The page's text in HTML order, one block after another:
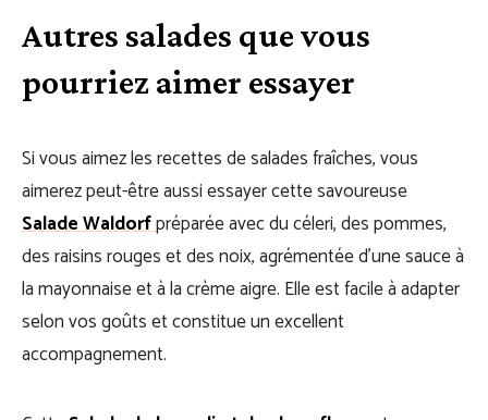
Autres salades que vous
pourriez aimer essayer
Si vous aimez les recettes de salades fraîches, vous
aimerez peut-être aussi essayer cette savoureuse
Salade Waldorfpréparée avec du céleri, des pommes,
des raisins rouges et des noix, agrémentée d’une sauce à
la mayonnaise et à la crème aigre. Elle est facile à adapter
selon vos goûts et constitue un excellent
accompagnement.